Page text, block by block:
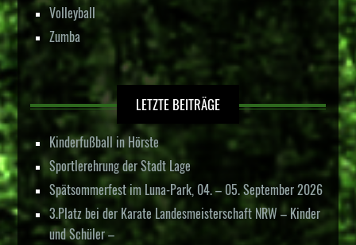
Volleyball
Zumba
LETZTE BEITRÄGE
Kinderfußball in Hörste
Sportlerehrung der Stadt Lage
Spätsommerfest im Luna-Park, 04. – 05. September 2026
3.Platz bei der Karate Landesmeisterschaft NRW – Kinder
und Schüler –